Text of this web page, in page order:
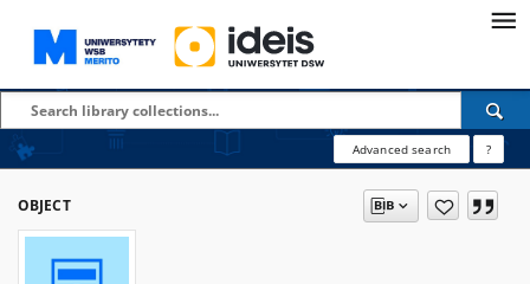
Advanced search ?
OBJECT